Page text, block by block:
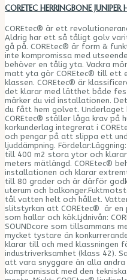
CORETEC HERRINGBONE JUNIPER
COREtec® är ett
Aldrig har ett så tåligt golv
gå på. COREtec® är form &
inte kompromissa med
behöver en tålig yta. Vackra
matt yta gör COREtec® till ett
klassen. COREtec® är
det klarar med lätthet både
märker du vid installationen.
du fått hem golvet.
COREtec® ställer låga krav på
korkunderlag integrerat i
och pengar på att slippa ett
ljuddämpning.
till 400 m2 stora ytor och
meters mätlängd. COREtec®
installationen och klarar
till 80 grader och är därför
uterum och
tål vatten helt och hållet.
slitstyrkan att COREtec® är
som hallar och kök.Ljdnivån:
SOUNDcore som tillsammans
mycket tystare än
klarar till och med klassningen
industriverksamhet (klass 42).
att vara snyggare än alla
kompromissat med den